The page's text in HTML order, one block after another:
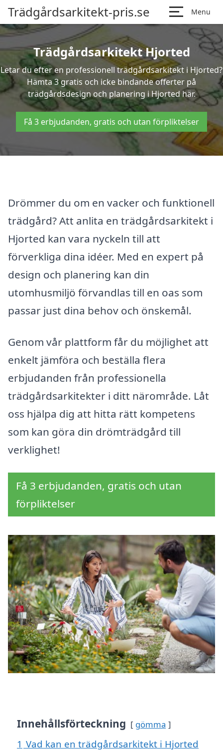
Trädgårdsarkitekt-pris.se Menu
Trädgårdsarkitekt Hjorted
Letar du efter en professionell trädgårdsarkitekt i Hjorted?
Hämta 3 gratis och icke bindande offerter på
trädgårdsdesign och planering i Hjorted här.
Få 3 erbjudanden, gratis och utan förpliktelser
Drömmer du om en vacker och funktionell
trädgård? Att anlita en trädgårdsarkitekt i
Hjorted kan vara nyckeln till att
förverkliga dina idéer. Med en expert på
design och planering kan din
utomhusmiljö förvandlas till en oas som
passar just dina behov och önskemål.
Genom vår plattform får du möjlighet att
enkelt jämföra och beställa flera
erbjudanden från professionella
trädgårdsarkitekter i ditt närområde. Låt
oss hjälpa dig att hitta rätt kompetens
som kan göra din drömträdgård till
verklighet!
Få 3 erbjudanden, gratis och utan
förpliktelser
Innehållsförteckning gömma
1 Vad kan en trädgårdsarkitekt i Hjorted